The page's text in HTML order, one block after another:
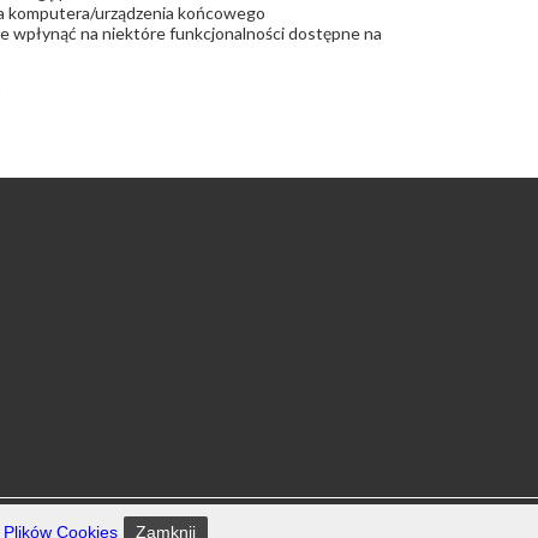
urządzenia końcowego
wpłynąć na niektóre funkcjonalności dostępne na
Cookies Zamknij